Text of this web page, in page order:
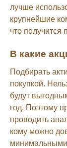
лучше
крупнейшие
что получится
В какие
Подбирать
покупкой.
будут
год. Поэтому
проводить
кому можно